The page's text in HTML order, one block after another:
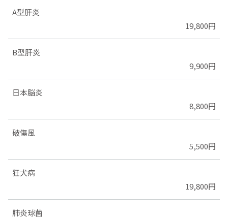
A型肝炎
19,800円
B型肝炎
9,900円
日本脳炎
8,800円
破傷風
5,500円
狂犬病
19,800円
肺炎球菌